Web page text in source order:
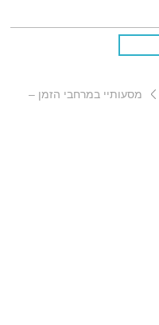
מסעותיי במרחבי הזמן –